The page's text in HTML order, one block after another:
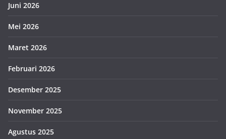
Juni 2026
Mei 2026
Maret 2026
Februari 2026
Desember 2025
November 2025
Agustus 2025